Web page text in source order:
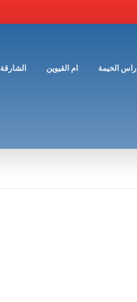
راس الخيمة ام القيوين الشارقة